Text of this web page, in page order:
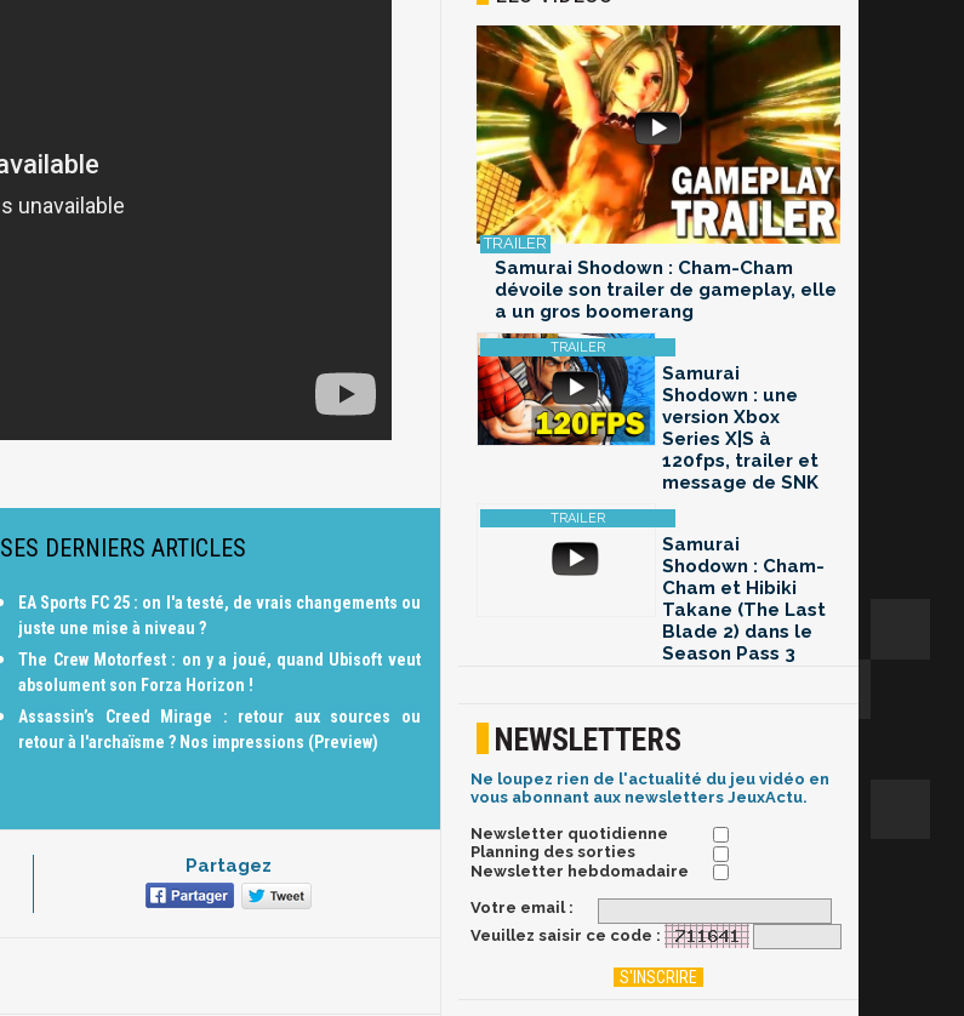
SES DERNIERS ARTICLES
EA Sports FC 25 : on l'a testé, de vrais changements ou
juste une mise à niveau ?
The Crew Motorfest : on y a joué, quand Ubisoft veut
absolument son Forza Horizon !
Assassin’s Creed Mirage : retour aux sources ou
retour à l'archaïsme ? Nos impressions (Preview)
Partagez
Samurai Shodown : Cham-Cham
dévoile son trailer de gameplay, elle
a un gros boomerang
Samurai
Shodown : une
version Xbox
Series X|S à
120fps, trailer et
message de SNK
Samurai
Shodown : Cham-
Cham et Hibiki
Takane (The Last
Blade 2) dans le
Season Pass 3
NEWSLETTERS
Ne loupez rien de l'actualité du jeu vidéo en
vous abonnant aux newsletters JeuxActu.
Newsletter quotidienne
Planning des sorties
Newsletter hebdomadaire
Votre email :
Veuillez saisir ce code :